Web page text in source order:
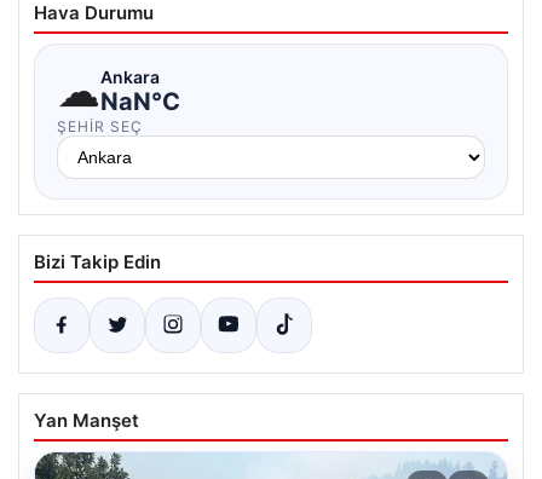
Hava Durumu
☁Ankara
NaN°C
ŞEHIR SEÇ
Bizi Takip Edin
Yan Manşet